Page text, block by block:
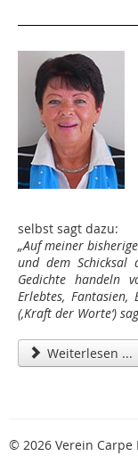
selbst sagt dazu:
„Auf meiner
und dem Schicksal
Gedichte handeln
Erlebtes,
(‚Kraft der Worte‘)
Weiterlesen ...
© 2026 Verein Carpe